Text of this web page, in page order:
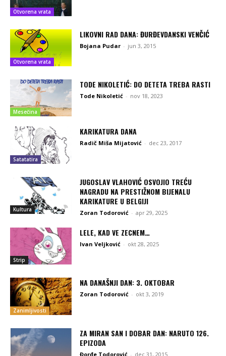
Otvorena vrata
Otvorena vrata
LIKOVNI RAD DANA: ĐURĐEVDANSKI VENČIĆ
Bojana Pudar - jun 3, 2015
Mesečina
TODE NIKOLETIĆ: DO DETETA TREBA RASTI
Tode Nikoletić - nov 18, 2023
Satatatira
KARIKATURA DANA
Radič Miša Mijatović - dec 23, 2017
Kultura
JUGOSLAV VLAHOVIĆ OSVOJIO TREĆU
NAGRADU NA PRESTIŽNOM BIJENALU
KARIKATURE U BELGIJI
Zoran Todorović - apr 29, 2025
Strip
LELE, KAD VE ZECNEM…
Ivan Veljković - okt 28, 2025
Zanimljivosti
NA DANAŠNJI DAN: 3. OKTOBAR
Zoran Todorović - okt 3, 2019
ZA MIRAN SAN I DOBAR DAN: NARUTO 126.
EPIZODA
Đorđe Todorović - dec 31, 2015